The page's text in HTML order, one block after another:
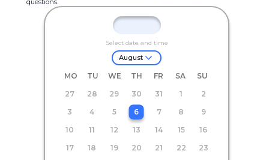
questions.
Select date and time
August
MO TU WE TH FR SA
SU
27
28 29 30 31 1
2
3
4 5 6 7 8
9
10
11 12 13 14 15
16
17
18 19 20 21 22
23